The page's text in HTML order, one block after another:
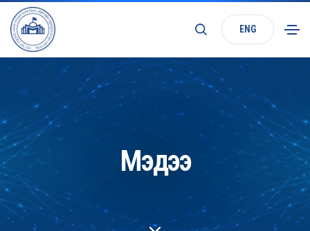
ENG
Мэдээ